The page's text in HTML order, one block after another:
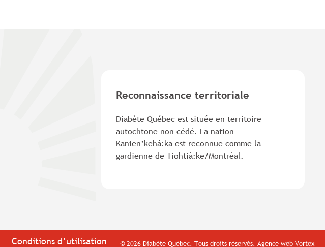
Reconnaissance territoriale
Diabète Québec est située en territoire
autochtone non cédé. La nation
Kanien’kehá:ka est reconnue comme la
gardienne de Tiohtià:ke/Montréal.
Conditions d’utilisation © 2026 Diabète Québec. Tous droits réservés. Agence web Vortex